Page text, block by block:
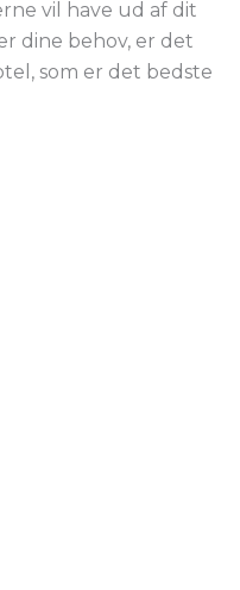
vil have ud af dit
dine behov, er det
som er det bedste